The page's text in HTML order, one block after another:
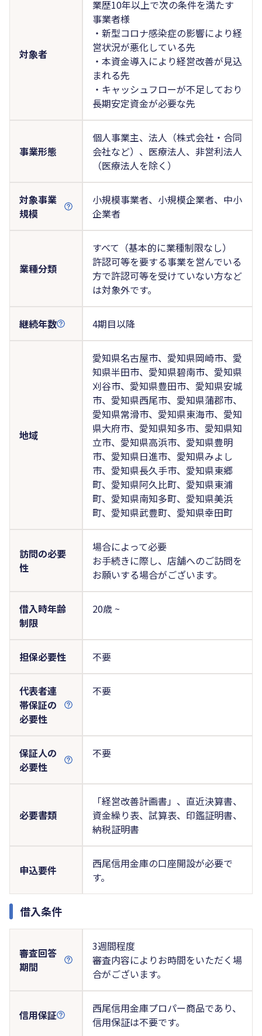
対象者
業歴10年以上で次の条件を満たす
事業者様
・新型コロナ感染症の影響により経
営状況が悪化している先
・本資金導入により経営改善が見込
まれる先
・キャッシュフローが不足しており
長期安定資金が必要な先
事業形態
個人事業主、法人（株式会社・合同
会社など）、医療法人、非営利法人
（医療法人を除く）
対象事業
規模
小規模事業者、小規模企業者、中小
企業者
業種分類
すべて（基本的に業種制限なし）
許認可等を要する事業を営んでいる
方で許認可等を受けていない方など
は対象外です。
継続年数 4期目以降
地域
愛知県名古屋市、愛知県岡崎市、愛
知県半田市、愛知県碧南市、愛知県
刈谷市、愛知県豊田市、愛知県安城
市、愛知県西尾市、愛知県蒲郡市、
愛知県常滑市、愛知県東海市、愛知
県大府市、愛知県知多市、愛知県知
立市、愛知県高浜市、愛知県豊明
市、愛知県日進市、愛知県みよし
市、愛知県長久手市、愛知県東郷
町、愛知県阿久比町、愛知県東浦
町、愛知県南知多町、愛知県美浜
町、愛知県武豊町、愛知県幸田町
訪問の必要
性
場合によって必要
お手続きに際し、店舗へのご訪問を
お願いする場合がございます。
借入時年齢
制限
20歳 ~
担保必要性 不要
代表者連
帯保証の
必要性
不要
保証人の
必要性
不要
必要書類
「経営改善計画書」、直近決算書、
資金繰り表、試算表、印鑑証明書、
納税証明書
申込要件
西尾信用金庫の口座開設が必要で
す。
借入条件
審査回答
期間
3週間程度
審査内容によりお時間をいただく場
合がございます。
信用保証
西尾信用金庫プロパー商品であり、
信用保証は不要です。